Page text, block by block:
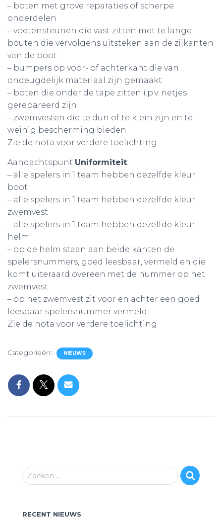
– boten met grove reparaties of scherpe
onderdelen
– voetensteunen die vast zitten met te lange
bouten die vervolgens uitsteken aan de zijkanten
van de boot
– bumpers op voor- of achterkant die van
ondeugdelijk materiaal zijn gemaakt
– boten die onder de tape zitten i.p.v. netjes
gerepareerd zijn
– zwemvesten die te dun of te klein zijn en te
weinig bescherming bieden
Zie de nota voor verdere toelichting.
Aandachtspunt Uniformiteit:
– alle spelers in 1 team hebben dezelfde kleur
boot
– alle spelers in 1 team hebben dezelfde kleur
zwemvest
– alle spelers in 1 team hebben dezelfde kleur
helm
– op de helm staan aan beide kanten de
spelersnummers, goed leesbaar, vermeld en die
komt uiteraard overeen met de nummer op het
zwemvest
– op het zwemvest zit voor en achter een goed
leesbaar spelersnummer vermeld
Zie de nota voor verdere toelichting
Categorieën: NIEUWS
Z
e
Zoeken …
RECENT NIEUWS